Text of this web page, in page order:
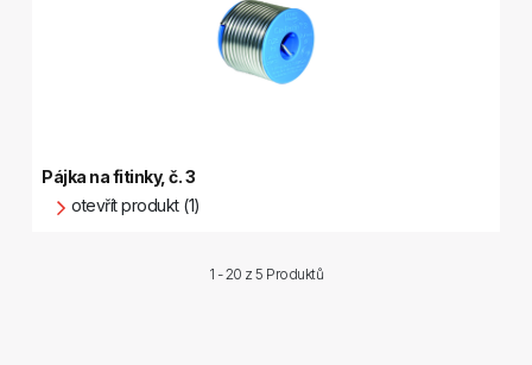
Pájka na fitinky, č. 3
otevřít produkt (1)
1 - 20 z5 Produktů